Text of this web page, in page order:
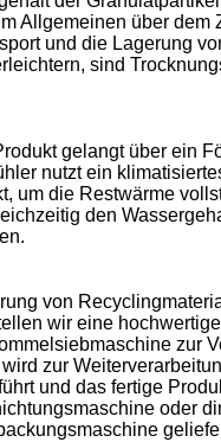
Allgemeinen über dem
und die Lagerung
sind
gelangt über ein
nutzt ein
um die Restwärme
den
von
wir eine
zur
zur
und das fertige
oder